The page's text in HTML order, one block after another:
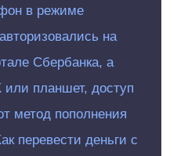
в режиме
на
Сбербанка, а
или планшет, доступ
метод пополнения
перевести деньги с